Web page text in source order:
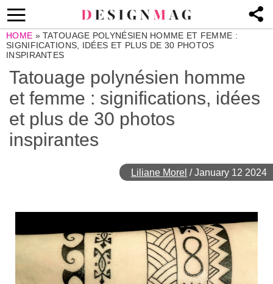
HOME »TATOUAGE POLYNÉSIEN HOMME ET FEMME :
SIGNIFICATIONS, IDÉES ET PLUS DE 30 PHOTOS
INSPIRANTES
Tatouage polynésien homme
et femme : significations, idées
et plus de 30 photos
inspirantes
Liliane Morel /January 12 2024